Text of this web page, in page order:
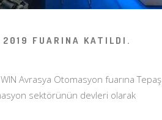
FUARINA KATILDI.
Avrasya Otomasyon fuarına Tepaş
sektörünün devleri olarak